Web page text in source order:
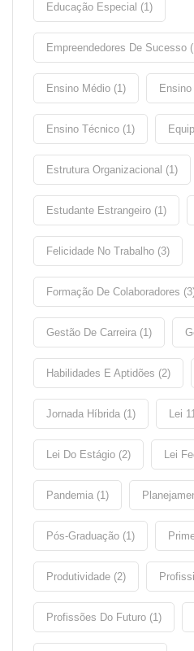
Educação Especial (1)
Empreendedores De Sucesso
Ensino Médio (1)
Ensino Técnico (1)
Estrutura Organizacional (1)
Estudante Estrangeiro (1)
Felicidade No Trabalho (3)
Formação De Colaboradores
Gestão De Carreira (1)
Habilidades E Aptidões (2)
Jornada Híbrida (1) Lei
Lei Do Estágio (2) Lei
Pandemia (1)
Pós-Graduação (1)
Produtividade (2)
Profissões Do Futuro (1)